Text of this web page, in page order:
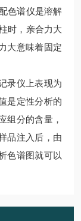
色谱仪是溶解
时，亲合力大
大意味着固定
录仪上表现为
是定性分析的
组分的含量，
品注入后，由
色谱图就可以